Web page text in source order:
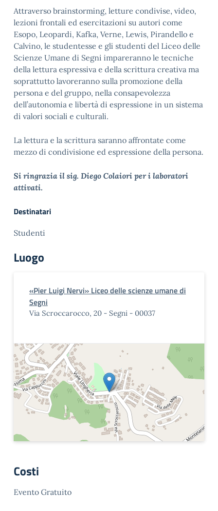
Attraverso brainstorming, letture condivise, video,
lezioni frontali ed esercitazioni su autori come
Esopo, Leopardi, Kafka, Verne, Lewis, Pirandello e
Calvino, le studentesse e gli studenti del Liceo delle
Scienze Umane di Segni impareranno le tecniche
della lettura espressiva e della scrittura creativa ma
soprattutto lavoreranno sulla promozione della
persona e del gruppo, nella consapevolezza
dell’autonomia e libertà di espressione in un sistema
di valori sociali e culturali.
La lettura e la scrittura saranno affrontate come
mezzo di condivisione ed espressione della persona.
Si ringrazia il sig. Diego Colaiori per i laboratori
attivati.
Destinatari
Studenti
Luogo
«Pier Luigi Nervi» Liceo delle scienze umane di
Segni
Via Scroccarocco, 20 - Segni - 00037
Costi
Evento Gratuito